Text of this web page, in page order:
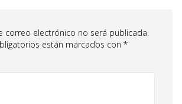
correo electrónico no será publicada.
están marcados con *